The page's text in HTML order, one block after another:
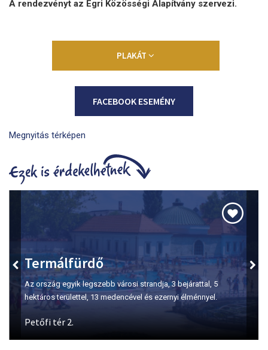
A rendezvényt az Egri Közösségi Alapítvány szervezi.
PLAKÁT
FACEBOOK ESEMÉNY
Megnyitás térképen
Szépasszony-völgy
A borkóstolás első számú helyszíne Egerben.